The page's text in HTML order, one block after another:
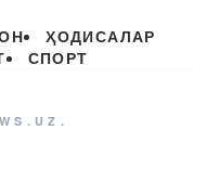
ҲОДИСАЛАР
СПОРТ